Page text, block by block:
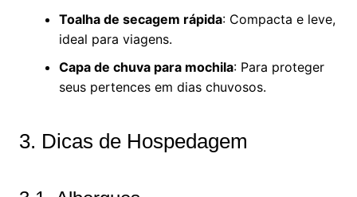
Toalha de secagem rápida: Compacta e leve,
ideal para viagens.
Capa de chuva para mochila: Para proteger
seus pertences em dias chuvosos.
3. Dicas de Hospedagem